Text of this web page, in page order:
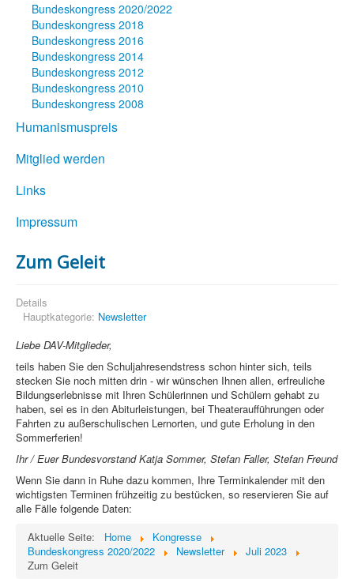
Bundeskongress 2020/2022
Bundeskongress 2018
Bundeskongress 2016
Bundeskongress 2014
Bundeskongress 2012
Bundeskongress 2010
Bundeskongress 2008
Humanismuspreis
Mitglied werden
Links
Impressum
Zum Geleit
Details
Hauptkategorie: Newsletter
Liebe DAV-Mitglieder,
teils haben Sie den Schuljahresendstress schon hinter sich, teils
stecken Sie noch mitten drin - wir wünschen Ihnen allen, erfreuliche
Bildungserlebnisse mit Ihren Schülerinnen und Schülern gehabt zu
haben, sei es in den Abiturleistungen, bei Theateraufführungen oder
Fahrten zu außerschulischen Lernorten, und gute Erholung in den
Sommerferien!
Ihr / Euer Bundesvorstand Katja Sommer, Stefan Faller, Stefan Freund
Wenn Sie dann in Ruhe dazu kommen, Ihre Terminkalender mit den
wichtigsten Terminen frühzeitig zu bestücken, so reservieren Sie auf
alle Fälle folgende Daten:
Aktuelle Seite:
Home
Kongresse
Bundeskongress 2020/2022
Newsletter
Juli 2023
Zum Geleit